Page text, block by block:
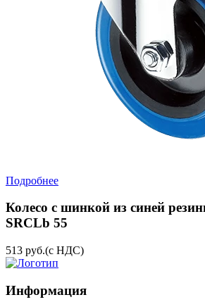
Подробнее
Колесо с шинкой из синей
SRCLb 55
513 руб.(с НДС)
Информация